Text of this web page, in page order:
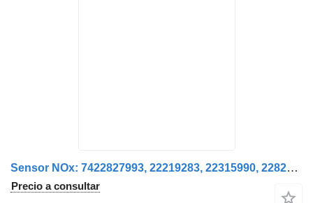
Sensor NOx: 7422827993, 22219283, 22315990, 22827993, 21984358, OEM sensor de NOx para camión
Precio a consultar